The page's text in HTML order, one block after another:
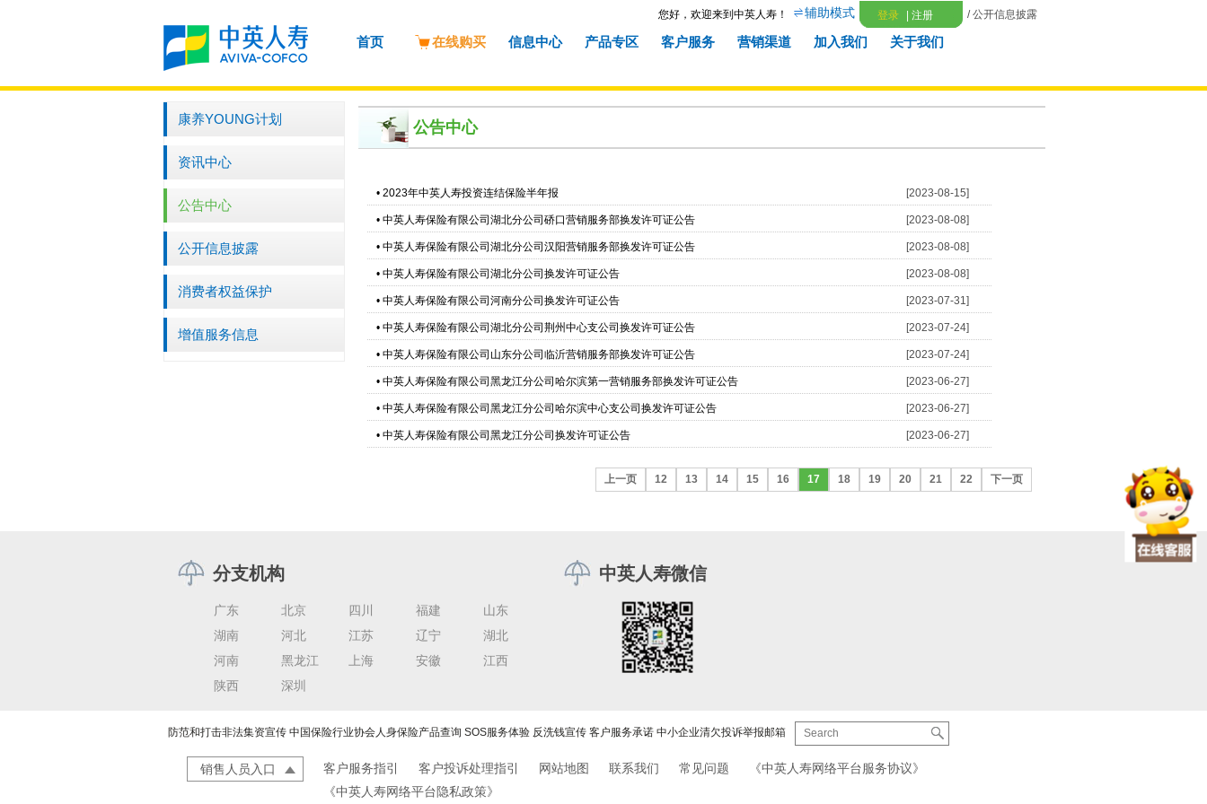
您好，欢迎来到中英人寿！ 辅助模式 登录 注册 / 公开信息披露
首页 在线购买 信息中心 产品专区 客户服务 营销渠道 加入我们 关于我们
康养YOUNG计划
资讯中心
公告中心
公开信息披露
消费者权益保护
增值服务信息
公告中心
• 2023年中英人寿投资连结保险半年报 [2023-08-15]
• 中英人寿保险有限公司湖北分公司硚口营销服务部换发许可证公告 [2023-08-08]
• 中英人寿保险有限公司湖北分公司汉阳营销服务部换发许可证公告 [2023-08-08]
• 中英人寿保险有限公司湖北分公司换发许可证公告 [2023-08-08]
• 中英人寿保险有限公司河南分公司换发许可证公告 [2023-07-31]
• 中英人寿保险有限公司湖北分公司荆州中心支公司换发许可证公告 [2023-07-24]
• 中英人寿保险有限公司山东分公司临沂营销服务部换发许可证公告 [2023-07-24]
• 中英人寿保险有限公司黑龙江分公司哈尔滨第一营销服务部换发许可证公告 [2023-06-27]
• 中英人寿保险有限公司黑龙江分公司哈尔滨中心支公司换发许可证公告 [2023-06-27]
• 中英人寿保险有限公司黑龙江分公司换发许可证公告 [2023-06-27]
上一页 12 13 14 15 16 17 18 19 20 21 22 下一页
分支机构
广东 北京 四川 福建
山东
湖南
河北 江苏 辽宁
湖北
河南
黑龙江 上海 安徽
江西
陕西
深圳
中英人寿微信
防范和打击非法集资宣传 中国保险行业协会人身保险产品查询 SOS服务体验 反洗钱宣传 客户服务承诺 中小企业清欠投诉举报邮箱
销售人员入口 客户服务指引 客户投诉处理指引 网站地图 联系我们 常见问题
《中英人寿网络平台服务协议》
《中英人寿网络平台隐私政策》